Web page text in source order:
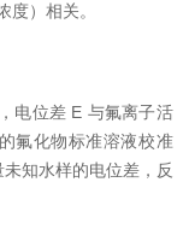
度）相关。
电位差 E 与氟离子活
氟化物标准溶液校准
未知水样的电位差，反